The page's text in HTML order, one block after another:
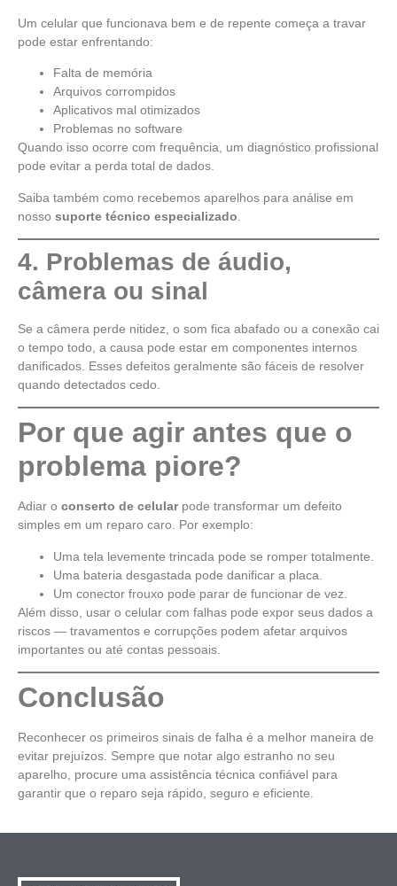
Um celular que funcionava bem e de repente começa a travar
pode estar enfrentando:
Falta de memória
Arquivos corrompidos
Aplicativos mal otimizados
Problemas no software
Quando isso ocorre com frequência, um diagnóstico profissional
pode evitar a perda total de dados.
Saiba também como recebemos aparelhos para análise em
nosso suporte técnico especializado
4. Problemas de áudio,
câmera ou sinal
Se a câmera perde nitidez, o som fica abafado ou a conexão cai
o tempo todo, a causa pode estar em componentes internos
danificados. Esses defeitos geralmente são fáceis de resolver
quando detectados cedo.
Por que agir antes que o
problema piore?
Adiar o conserto de celularpode transformar um defeito
simples em um reparo caro. Por exemplo:
Uma tela levemente trincada pode se romper totalmente.
Uma bateria desgastada pode danificar a placa.
Um conector frouxo pode parar de funcionar de vez.
Além disso, usar o celular com falhas pode expor seus dados a
riscos — travamentos e corrupções podem afetar arquivos
importantes ou até contas pessoais.
Conclusão
Reconhecer os primeiros sinais de falha é a melhor maneira de
evitar prejuízos. Sempre que notar algo estranho no seu
aparelho, procure uma assistência técnica confiável para
garantir que o reparo seja rápido, seguro e eficiente.